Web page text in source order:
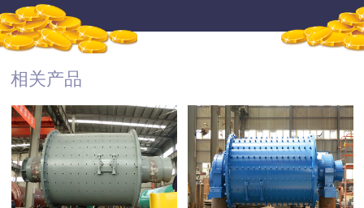
相关产品